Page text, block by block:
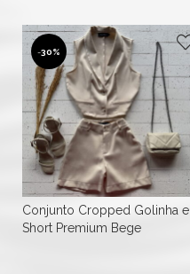
-30%
Conjunto Cropped Golinha e
Short Premium Bege